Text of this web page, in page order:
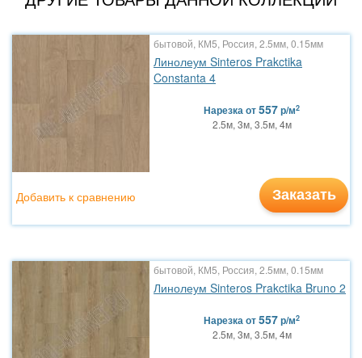
бытовой, КМ5, Россия, 2.5мм, 0.15мм
Линолеум Sinteros Prakctika
Constanta 4
Нарезкаот557р/м2
2.5м, 3м, 3.5м, 4м
Заказать
Добавить к сравнению
бытовой, КМ5, Россия, 2.5мм, 0.15мм
Линолеум Sinteros Prakctika Bruno 2
Нарезкаот557р/м2
2.5м, 3м, 3.5м, 4м